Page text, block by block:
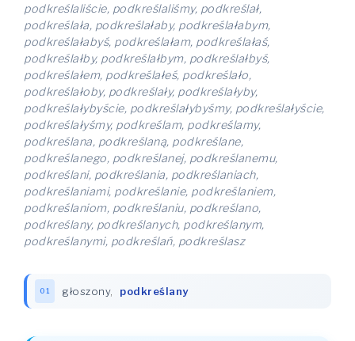
podkreślaliście, podkreślaliśmy, podkreślał,
podkreślała, podkreślałaby, podkreślałabym,
podkreślałabyś, podkreślałam, podkreślałaś,
podkreślałby, podkreślałbym, podkreślałbyś,
podkreślałem, podkreślałeś, podkreślało,
podkreślałoby, podkreślały, podkreślałyby,
podkreślałybyście, podkreślałybyśmy, podkreślałyście,
podkreślałyśmy, podkreślam, podkreślamy,
podkreślana, podkreślaną, podkreślane,
podkreślanego, podkreślanej, podkreślanemu,
podkreślani, podkreślania, podkreślaniach,
podkreślaniami, podkreślanie, podkreślaniem,
podkreślaniom, podkreślaniu, podkreślano,
podkreślany, podkreślanych, podkreślanym,
podkreślanymi, podkreślań, podkreślasz
01 głoszony, podkreślany